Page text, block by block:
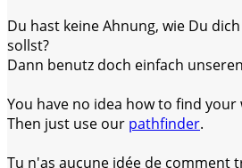
Du hast keine Ahnung, wie Du
sollst?
Dann benutz doch einfach unseren
You have no idea how to find your
Then just use our pathfinder.
Tu n'as aucune idée de comment